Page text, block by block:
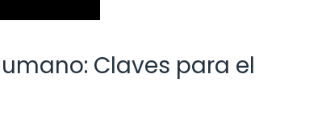
Claves para el